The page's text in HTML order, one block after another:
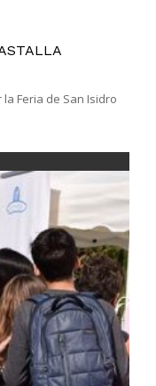
la Feria de San Isidro